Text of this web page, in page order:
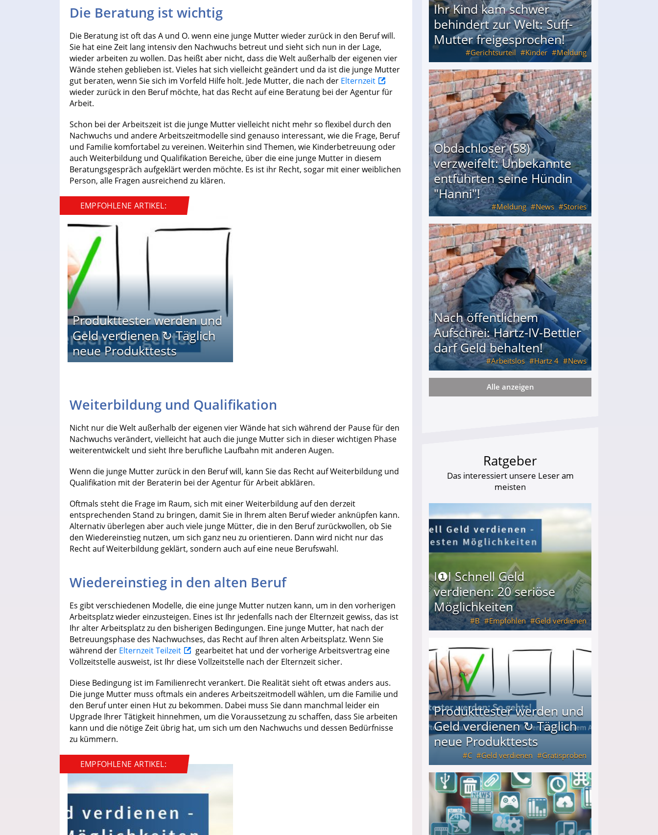
Die Beratung ist wichtig
Die Beratung ist oft das A und O. wenn eine junge Mutter wieder zurück in den Beruf will.
Sie hat eine Zeit lang intensiv den Nachwuchs betreut und sieht sich nun in der Lage,
wieder arbeiten zu wollen. Das heißt aber nicht, dass die Welt außerhalb der eigenen vier
Wände stehen geblieben ist. Vieles hat sich vielleicht geändert und da ist die junge Mutter
gut beraten, wenn Sie sich im Vorfeld Hilfe holt. Jede Mutter, die nach der Elternzeit
wieder zurück in den Beruf möchte, hat das Recht auf eine Beratung bei der Agentur für
Arbeit.
Schon bei der Arbeitszeit ist die junge Mutter vielleicht nicht mehr so flexibel durch den
Nachwuchs und andere Arbeitszeitmodelle sind genauso interessant, wie die Frage, Beruf
und Familie komfortabel zu vereinen. Weiterhin sind Themen, wie Kinderbetreuung oder
auch Weiterbildung und Qualifikation Bereiche, über die eine junge Mutter in diesem
Beratungsgespräch aufgeklärt werden möchte. Es ist ihr Recht, sogar mit einer weiblichen
Person, alle Fragen ausreichend zu klären.
EMPFOHLENE ARTIKEL:
Produkttester werden und
Geld verdienen ↻ Täglich
neue Produkttests
Weiterbildung und Qualifikation
Nicht nur die Welt außerhalb der eigenen vier Wände hat sich während der Pause für den
Nachwuchs verändert, vielleicht hat auch die junge Mutter sich in dieser wichtigen Phase
weiterentwickelt und sieht Ihre berufliche Laufbahn mit anderen Augen.
Wenn die junge Mutter zurück in den Beruf will, kann Sie das Recht auf Weiterbildung und
Qualifikation mit der Beraterin bei der Agentur für Arbeit abklären.
Oftmals steht die Frage im Raum, sich mit einer Weiterbildung auf den derzeit
entsprechenden Stand zu bringen, damit Sie in Ihrem alten Beruf wieder anknüpfen kann.
Alternativ überlegen aber auch viele junge Mütter, die in den Beruf zurückwollen, ob Sie
den Wiedereinstieg nutzen, um sich ganz neu zu orientieren. Dann wird nicht nur das
Recht auf Weiterbildung geklärt, sondern auch auf eine neue Berufswahl.
Wiedereinstieg in den alten Beruf
Es gibt verschiedenen Modelle, die eine junge Mutter nutzen kann, um in den vorherigen
Arbeitsplatz wieder einzusteigen. Eines ist Ihr jedenfalls nach der Elternzeit gewiss, das ist
Ihr alter Arbeitsplatz zu den bisherigen Bedingungen. Eine junge Mutter, hat nach der
Betreuungsphase des Nachwuchses, das Recht auf Ihren alten Arbeitsplatz. Wenn Sie
während der Elternzeit Teilzeit
gearbeitet hat und der vorherige Arbeitsvertrag eine
Vollzeitstelle ausweist, ist Ihr diese Vollzeitstelle nach der Elternzeit sicher.
Diese Bedingung ist im Familienrecht verankert. Die Realität sieht oft etwas anders aus.
Die junge Mutter muss oftmals ein anderes Arbeitszeitmodell wählen, um die Familie und
den Beruf unter einen Hut zu bekommen. Dabei muss Sie dann manchmal leider ein
Upgrade Ihrer Tätigkeit hinnehmen, um die Voraussetzung zu schaffen, dass Sie arbeiten
kann und die nötige Zeit übrig hat, um sich um den Nachwuchs und dessen Bedürfnisse
zu kümmern.
EMPFOHLENE ARTIKEL:
Ihr Kind kam schwer
behindert zur Welt: Suff-
Mutter freigesprochen!
Gerichtsurteil Kinder Meldung
Ihr Kind kam schwer behindert zur Welt: Suff-Mutter freigesprochen!
Obdachloser (58)
verzweifelt: Unbekannte
entführten seine Hündin
"Hanni"!
Meldung News Stories
Obdachloser (58) verzweifelt: Unbekannte entführten seine Hündin "Hanni"!
Nach öffentlichem
Aufschrei: Hartz-IV-Bettler
darf Geld behalten!
Arbeitslos Hartz 4 News
Nach öffentlichem Aufschrei: Hartz-IV-Bettler darf Geld behalten!
Alle anzeigen
Ratgeber
Das interessiert unsere Leser am
meisten
I❶I Schnell Geld
verdienen: 20 seriöse
Möglichkeiten
B Empfohlen Geld verdienen
I❶I Schnell Geld verdienen: 20 seriöse Möglichkeiten
Produkttester werden und
Geld verdienen ↻ Täglich
neue Produkttests
C Geld verdienen Gratisproben
Produkttester werden und Geld verdienen ↻ Täglich neue Produkttests